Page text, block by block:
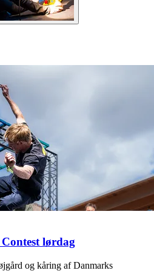
lørdag
og kåring af Danmarks